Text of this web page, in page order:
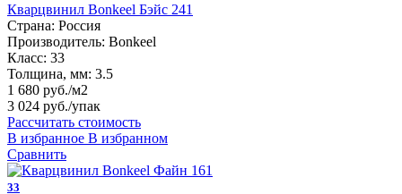
Кварцвинил Bonkeel Бэйс 241
Страна: Россия
Производитель: Bonkeel
Класс: 33
Толщина, мм: 3.5
1 680 руб./м2
3 024 руб./упак
Рассчитать стоимость
В избранное В избранном
Сравнить
33